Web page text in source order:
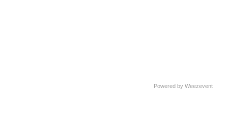
Powered by Weezevent